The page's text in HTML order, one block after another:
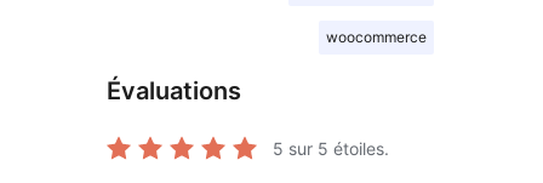
woocommerce
Évaluations
5 sur 5 étoiles.